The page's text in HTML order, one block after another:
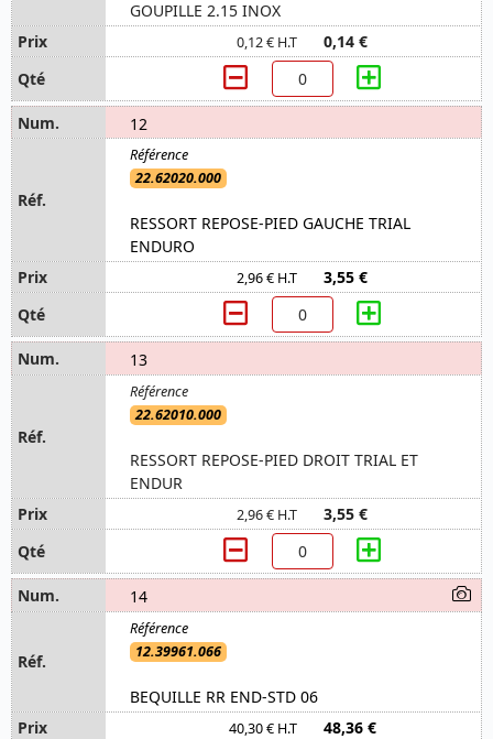
GOUPILLE 2.15 INOX
0,12 € H.T 0,14 €
12
22.62020.000
RESSORT REPOSE-PIED GAUCHE TRIAL
ENDURO
2,96 € H.T 3,55 €
13
22.62010.000
RESSORT REPOSE-PIED DROIT TRIAL ET
ENDUR
2,96 € H.T 3,55 €
14
12.39961.066
BEQUILLE RR END-STD 06
40,30 € H.T 48,36 €